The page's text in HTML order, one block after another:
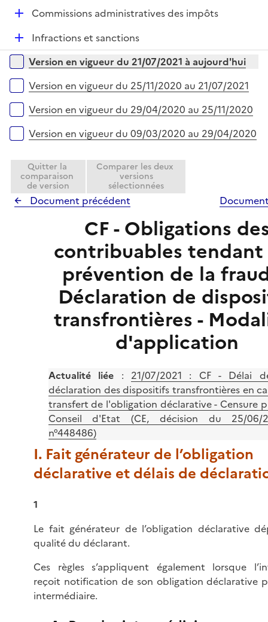
r
D
e
Commissions administratives des impôts
D
é
p
e
Infractions et sanctions
Versions sur la période
Version en vigueur du 21/07/2021 à aujourd'hui
Version en vigueur du 25/11/2020 au 21/07/2021
Version en vigueur du 29/04/2020 au 25/11/2020
Version en vigueur du 09/03/2020 au 29/04/2020
Quitter la
comparaison
de version
Comparer les deux
versions
sélectionnées
Document précédent
CF - Obligations
contribuables tendant
prévention de la
Déclaration de
transfrontières -
d'application
Actualité liée : 21/07/2021 : CF - Délai
déclaration des dispositifs transfrontières en
transfert de l'obligation déclarative - Censure
Conseil d'Etat (CE, décision du 25/06/
n°448486)
I. Fait générateur de l’obligation
déclarative et délais de
1
Le fait générateur de l’obligation déclarative
qualité du déclarant.
Ces règles s’appliquent également lorsque
reçoit notification de son obligation déclarative
intermédiaire.